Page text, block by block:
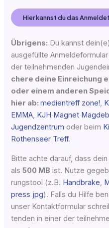
Hier kannst du das
Übri­gens: Du kannst
aus­ge­füll­te
der teil­neh­men­den
che­re dei­ne Ein­rei­chung
oder einem ande­ren
hier ab:medi­en­treff zone!,
EMMA, KJH Magnet
Jugend­zen­trum oder beim
Rothen­seer Treff.
Bit­te ach­te dar­auf, dass
als500 MB ist. Nut­ze
rungs­tool (z.B. Hand­bra­ke,
press jpg). Falls du Hil­fe
unser Kon­takt­for­mu­lar
ten­den in einer der